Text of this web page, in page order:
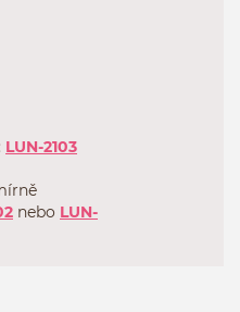
LUN-2103
nebo LUN-